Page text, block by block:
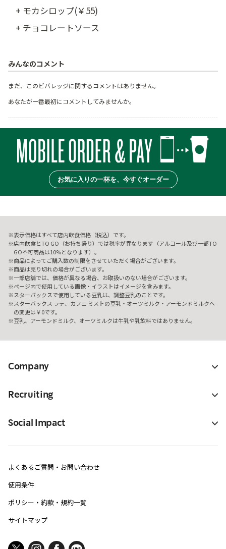
+ モカシロップ(￥55)
+ チョコレートソース
みんなのコメント
まだ、このビバレッジに関するコメントはありません。
あなたが一番最初にコメントしてみませんか。
お気に入りの一杯を、今すぐオーダー
表示価格はすべて店内飲食価格（税込）です。
店内飲食とTO GO（お持ち帰り）では税率が異なります（アルコール及び一部TO
GO不可商品は10%となります）。
商品によってご購入数の制限をさせていただく場合がございます。
商品は売り切れの場合がございます。
一部店舗では、価格が異なる場合、お取扱いのない場合がございます。
ページ内で使用している画像・イラストはイメージを含みます。
スターバックスで使用している豆乳は、調整豆乳のことです。
スターバックス ラテ、カフェ ミストの豆乳・オーツミルク・アーモンドミルクへ
の変更は￥0です。
豆乳、アーモンドミルク、オーツミルクは牛乳や乳飲料ではありません。
Company
Recruiting
Social Impact
よくあるご質問・お問い合わせ
使用条件
ポリシー・約款・規約一覧
サイトマップ